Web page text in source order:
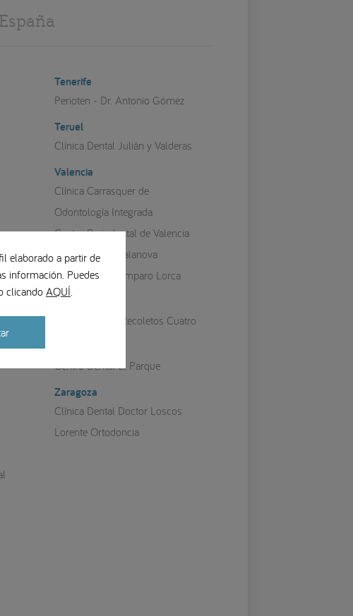
Tenerife
Perioten - Dr. Antonio Gómez
Teruel
Clínica Dental Julián y Valderas
Valencia
Clínica Carrasquer de
Odontología Integrada
Centro Periodontal de Valencia
Clínica Perios Salanova
Clínica Perios Amparo Lorca
Valladolid
Clínica Galván Recoletos Cuatro
Centro Dental El Parque
Zaragoza
Clínica Dental Doctor Loscos
Lorente Ortodoncia
elaborado a partir de
información. Puedes
clicando AQUÍ.